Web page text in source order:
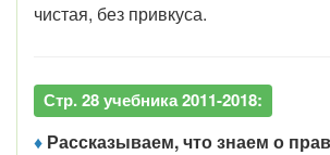
чистая, без привкуса.
Стр. 28 учебника 2011-2018:
♦ Рассказываем, что знаем о